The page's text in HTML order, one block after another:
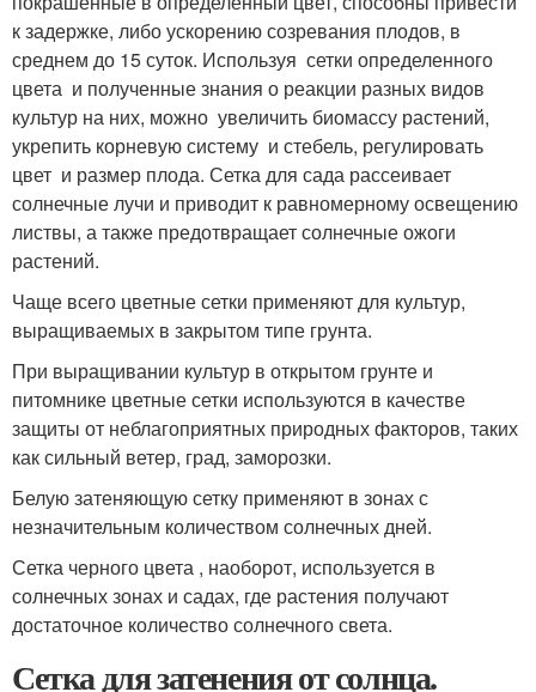
к задержке, либо ускорению созревания плодов, в
среднем до 15 суток. Используя сетки определенного
цвета и полученные знания о реакции разных видов
культур на них, можно увеличить биомассу растений,
укрепить корневую систему и стебель, регулировать
цвет и размер плода. Сетка для сада рассеивает
солнечные лучи и приводит к равномерному освещению
листвы, а также предотвращает солнечные ожоги
растений.
Чаще всего цветные сетки применяют для культур,
выращиваемых в закрытом типе грунта.
При выращивании культур в открытом грунте и
питомнике цветные сетки используются в качестве
защиты от неблагоприятных природных факторов, таких
как сильный ветер, град, заморозки.
Белую затеняющую сетку применяют в зонах с
незначительным количеством солнечных дней.
Сетка черного цвета , наоборот, используется в
солнечных зонах и садах, где растения получают
достаточное количество солнечного света.
Сетка для затенения от солнца.